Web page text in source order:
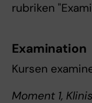
rubriken
Examination
Kursen
Moment 1,